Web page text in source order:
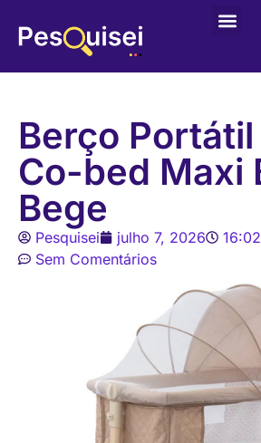
Berço
Co-bed Maxi
Bege
Pesquisei julho 7, 2026
16:02
Sem Comentários